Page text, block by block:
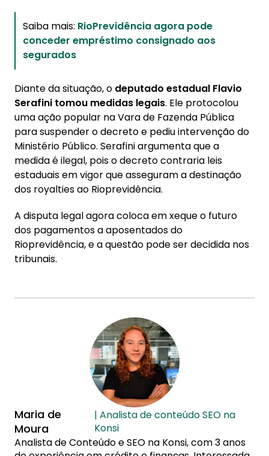
Saiba mais: RioPrevidência agora pode
conceder empréstimo consignado aos
segurados
Diante da situação, o deputado estadual Flavio
Serafini tomou medidas legais. Ele protocolou
uma ação popular na Vara de Fazenda Pública
para suspender o decreto e pediu intervenção do
Ministério Público. Serafini argumenta que a
medida é ilegal, pois o decreto contraria leis
estaduais em vigor que asseguram a destinação
dos royalties ao Rioprevidência.
A disputa legal agora coloca em xeque o futuro
dos pagamentos a aposentados do
Rioprevidência, e a questão pode ser decidida nos
tribunais.
Maria de
Moura
| Analista de conteúdo SEO na
Konsi
Analista de Conteúdo e SEO na Konsi, com 3 anos